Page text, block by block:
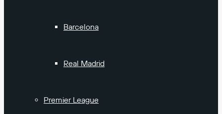
Barcelona
Real Madrid
Premier League